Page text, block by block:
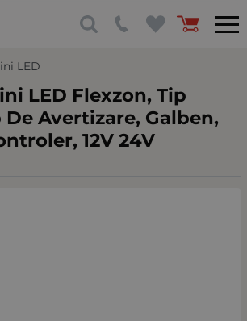
LED
LED Flexzon, Tip
Avertizare, Galben,
12V 24V